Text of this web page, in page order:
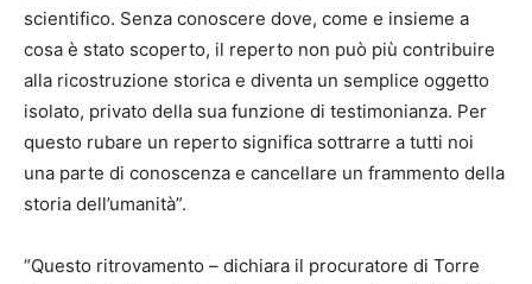
scientifico. Senza conoscere dove, come e insieme a
cosa è stato scoperto, il reperto non può più contribuire
alla ricostruzione storica e diventa un semplice oggetto
isolato, privato della sua funzione di testimonianza. Per
questo rubare un reperto significa sottrarre a tutti noi
una parte di conoscenza e cancellare un frammento della
storia dell’umanità”.
“Questo ritrovamento – dichiara il procuratore di Torre